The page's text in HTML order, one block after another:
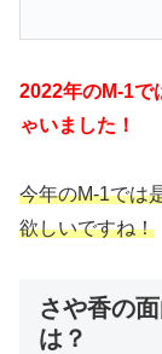
2022年のM-1で
ゃいました！
今年のM-1では
欲しいですね！
さや香の
は？